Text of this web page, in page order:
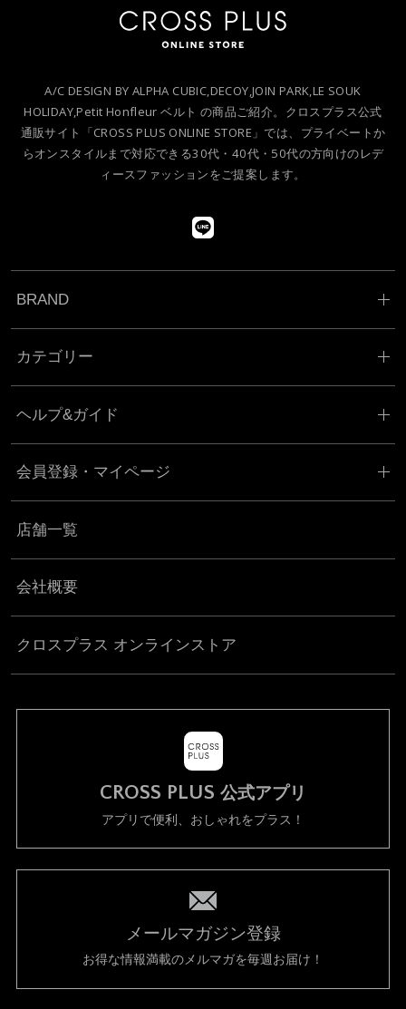
A/C DESIGN BY ALPHA CUBIC,DECOY,JOIN PARK,LE SOUK
HOLIDAY,Petit Honfleur ベルト の商品ご紹介。クロスプラス公式
通販サイト「CROSS PLUS ONLINE STORE」では、プライベートか
らオンスタイルまで対応できる30代・40代・50代の方向けのレデ
ィースファッションをご提案します。
BRAND
カテゴリー
ヘルプ&ガイド
会員登録・マイページ
店舗一覧
会社概要
クロスプラス オンラインストア
CROSS PLUS 公式アプリ
アプリで便利、おしゃれをプラス！
メールマガジン登録
お得な情報満載のメルマガを毎週お届け！